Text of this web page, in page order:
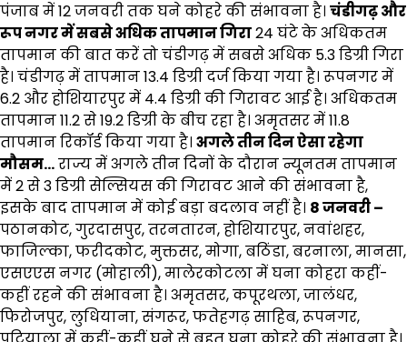
पंजाब में 12 जनवरी तक घने कोहरे की संभावना है। चंडीगढ़ और
रूप नगर में सबसे अधिक तापमान गिरा24 घंटे के अधिकतम
तापमान की बात करें तो चंडीगढ़ में सबसे अधिक 5.3 डिग्री गिरा
है। चंडीगढ़ में तापमान 13.4 डिग्री दर्ज किया गया है। रूपनगर में
6.2 और होशियारपुर में 4.4 डिग्री की गिरावट आई है। अधिकतम
तापमान 11.2 से 19.2 डिग्री के बीच रहा है। अमृतसर में 11.8
तापमान रिकॉर्ड किया गया है। अगले तीन दिन ऐसा रहेगा
मौसम…राज्य में अगले तीन दिनों के दौरान न्यूनतम तापमान
में 2 से 3 डिग्री सेल्सियस की गिरावट आने की संभावना है,
इसके बाद तापमान में कोई बड़ा बदलाव नहीं है। 8 जनवरी –
पठानकोट, गुरदासपुर, तरनतारन, होशियारपुर, नवांशहर,
फाजिल्का, फरीदकोट, मुक्तसर, मोगा, बठिंडा, बरनाला, मानसा,
एसएएस नगर (मोहाली), मालेरकोटला में घना कोहरा कहीं-
कहीं रहने की संभावना है। अमृतसर, कपूरथला, जालंधर,
फिरोजपुर, लुधियाना, संगरूर, फतेहगढ़ साहिब, रूपनगर,